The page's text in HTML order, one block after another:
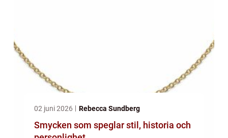
02 juni 2026 Rebecca Sundberg
Smycken som speglar stil, historia och